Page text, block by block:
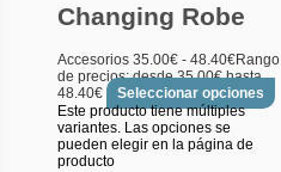
Changing Robe
Accesorios 35.00€ - 48.40€Rango
de precios: desde 35.00€ hasta
48.40€
Seleccionar opciones
Este producto tiene múltiples
variantes. Las opciones se
pueden elegir en la página de
producto